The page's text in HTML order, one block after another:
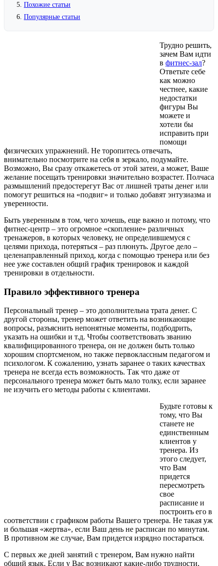
Похожие статьи
Популярные статьи
Трудно решить,
зачем Вам идти
в фитнес-зал?
Ответьте себе
как можно
честнее, какие
недостатки
фигуры Вы
можете и
хотели бы
исправить при
помощи
физических упражнений. Не торопитесь отвечать,
внимательно посмотрите на себя в зеркало, подумайте.
Возможно, Вы сразу откажетесь от этой затеи, а может, Ваше
желание посещать тренировки значительно возрастет. Полчаса
размышлений предостерегут Вас от лишней траты денег или
помогут решиться на «подвиг» и только добавят энтузиазма и
уверенности.
Быть уверенным в том, чего хочешь, еще важно и потому, что
фитнес-центр – это огромное «скопление» различных
тренажеров, в которых человеку, не определившемуся с
целями прихода, потеряться – раз плюнуть. Другое дело –
целенаправленный приход, когда с помощью тренера или без
нее уже составлен общий график тренировок и каждой
тренировки в отдельности.
Правило эффективного тренера
Персональный тренер – это дополнительна трата денег. С
другой стороны, тренер может ответить на возникающие
вопросы, разъяснить непонятные моменты, подбодрить,
указать на ошибки и т.д. Чтобы соответствовать званию
квалифицированного тренера, он не должен быть только
хорошим спортсменом, но также первоклассным педагогом и
психологом. К сожалению, узнать заранее о таких качествах
тренера не всегда есть возможность. Так что даже от
персонального тренера может быть мало толку, если заранее
не изучить его методы работы с клиентами.
Будьте готовы к
тому, что Вы
станете не
единственным
клиентов у
тренера. Из
этого следует,
что Вам
придется
пересмотреть
свое
расписание и
построить его в
соответствии с графиком работы Вашего тренера. Не такая уж
и большая «жертва», если Ваш день не расписан по минутам.
В противном же случае, Вам придется изрядно постараться.
С первых же дней занятий с тренером, Вам нужно найти
общий язык. Если у Вас возникают какие-либо трудности,